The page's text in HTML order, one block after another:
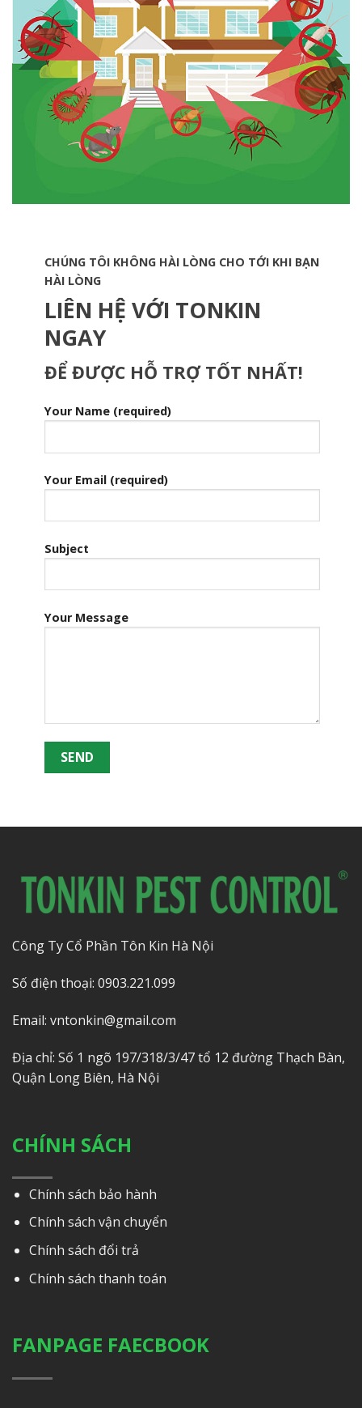
CHÚNG TÔI KHÔNG HÀI LÒNG CHO TỚI KHI BẠN
HÀI LÒNG
LIÊN HỆ VỚI TONKIN
NGAY
ĐỂ ĐƯỢC HỖ TRỢ TỐT NHẤT!
Your Name (required)
Your Email (required)
Subject
Your Message
Công Ty Cổ Phần Tôn Kin Hà Nội
Số điện thoại: 0903.221.099
Email: vntonkin@gmail.com
Địa chỉ: Số 1 ngõ 197/318/3/47 tổ 12 đường Thạch Bàn,
Quận Long Biên, Hà Nội
CHÍNH SÁCH
Chính sách bảo hành
Chính sách vận chuyển
Chính sách đổi trả
Chính sách thanh toán
FANPAGE FAECBOOK